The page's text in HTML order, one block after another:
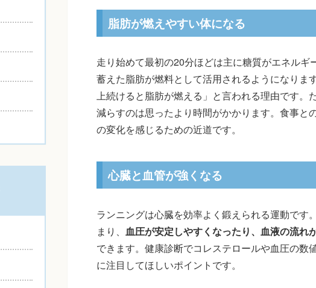
脂肪が燃えやすい体になる
走り始めて最初の20分ほどは主に糖質がエネル
蓄えた脂肪が燃料として活用されるようになりま
上続けると脂肪が燃える」と言われる理由です。
減らすのは思ったより時間がかかります。食事と
の変化を感じるための近道です。
心臓と血管が強くなる
ランニングは心臓を効率よく鍛えられる運動です
まり、 血圧が安定しやすくなったり、血液の流れ
できます。健康診断でコレステロールや血圧の数
に注目してほしいポイントです。